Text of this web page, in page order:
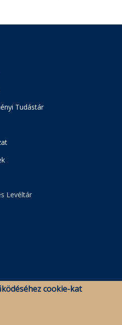
Tudástár
Levéltár
(Szombathely)
cookie-kat